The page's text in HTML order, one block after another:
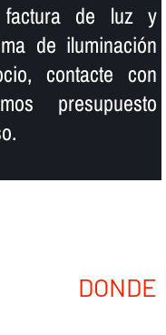
de luz y
de iluminación
contacte con
presupuesto
DONDE